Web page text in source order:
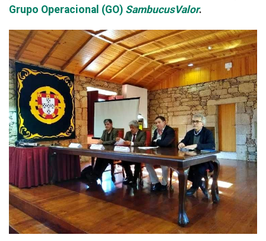
Grupo Operacional (GO) SambucusValor.